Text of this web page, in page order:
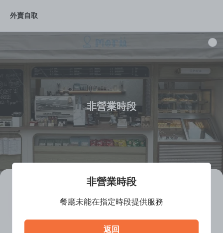
非營業時段
餐廳未能在指定時段提供服務
返回
外賣自取
非營業時段
Square)
餐廳離線中
Coffee (S Size) Tea/